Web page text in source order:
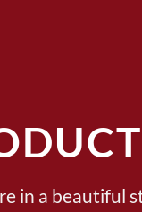
in a beautiful